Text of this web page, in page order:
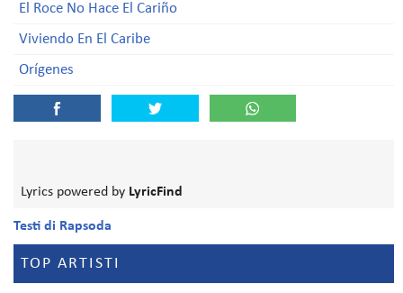
El Roce No Hace El Cariño
Viviendo En El Caribe
Orígenes
Lyrics powered by LyricFind
Testi di Rapsoda
TOP ARTISTI